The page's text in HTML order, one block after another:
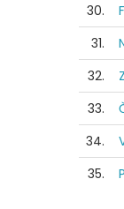
30.
31.
32.
33.
34.
35.